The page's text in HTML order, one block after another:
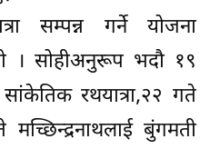
सम्पन्न गर्ने योजना
। सोहीअनुरूप भदौ १९
रथयात्रा,२२ गते
बुंगमती